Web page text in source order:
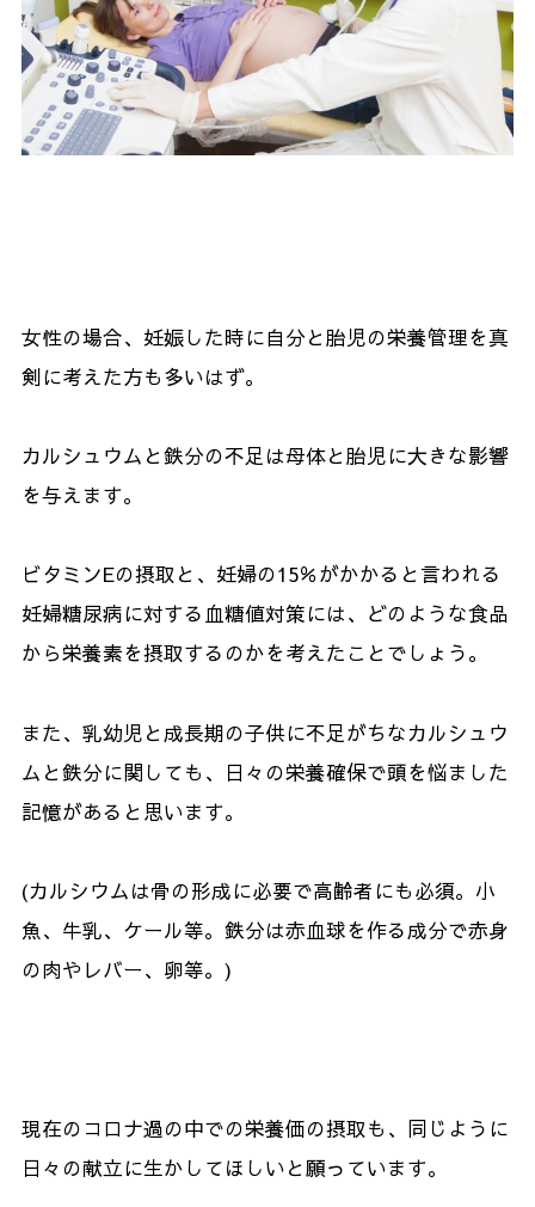
女性の場合、妊娠した時に自分と胎児の栄養管理を真
剣に考えた方も多いはず。
カルシュウムと鉄分の不足は母体と胎児に大きな影響
を与えます。
ビタミンEの摂取と、妊婦の15％がかかると言われる
妊婦糖尿病に対する血糖値対策には、どのような食品
から栄養素を摂取するのかを考えたことでしょう。
また、乳幼児と成長期の子供に不足がちなカルシュウ
ムと鉄分に関しても、日々の栄養確保で頭を悩ました
記憶があると思います。
(カルシウムは骨の形成に必要で高齢者にも必須。小
魚、牛乳、ケール等。鉄分は赤血球を作る成分で赤身
の肉やレバー、卵等。 )
現在のコロナ過の中での栄養価の摂取も、同じように
日々の献立に生かしてほしいと願っています。